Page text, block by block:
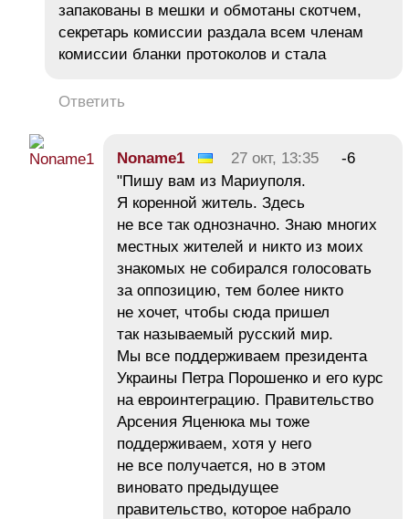
запакованы в мешки и обмотаны скотчем,
секретарь комиссии раздала всем членам
комиссии бланки протоколов и стала
Ответить
Noname1 27 окт, 13:35
-6
"Пишу вам из Мариуполя.
Я коренной житель. Здесь
не все так однозначно. Знаю многих
местных жителей и никто из моих
знакомых не собирался голосовать
за оппозицию, тем более никто
не хочет, чтобы сюда пришел
так называемый русский мир.
Мы все поддерживаем президента
Украины Петра Порошенко и его курс
на евроинтеграцию. Правительство
Арсения Яценюка мы тоже
поддерживаем, хотя у него
не все получается, но в этом
виновато предыдущее
правительство, которое набрало